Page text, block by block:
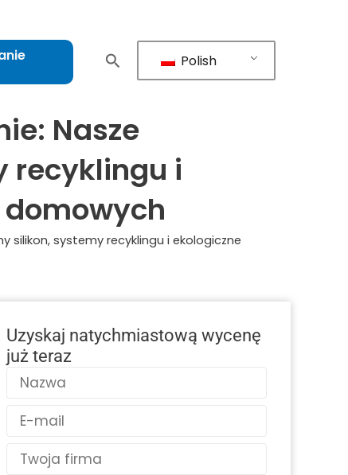
Polish
Nasze
recyklingu i
silikon, systemy recyklingu i ekologiczne
Uzyskaj natychmiastową wycenę
już teraz
Nazwa
mail
Kraj